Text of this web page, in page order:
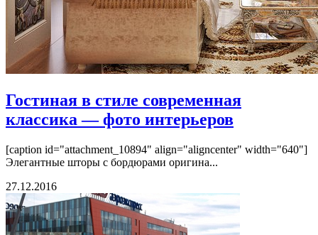
Гостиная в стиле современная
классика — фото интерьеров
[caption id="attachment_10894" align="aligncenter" width="640"]
Элегантные шторы с бордюрами оригина...
27.12.2016